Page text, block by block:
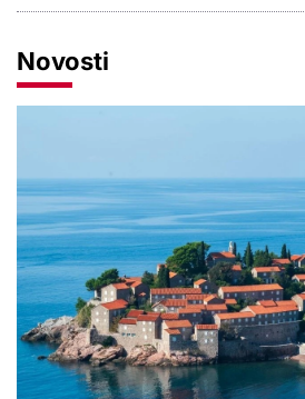
Novosti